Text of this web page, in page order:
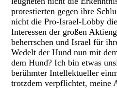
protestierten gegen ihre
nicht die Pro-Israel-Lobby
Interessen der großen
beherrschen und Israel für
Wedelt der Hund nun mit
dem Hund? Ich bin etwas
berühmter Intellektueller
trotzdem verpflichtet, meine